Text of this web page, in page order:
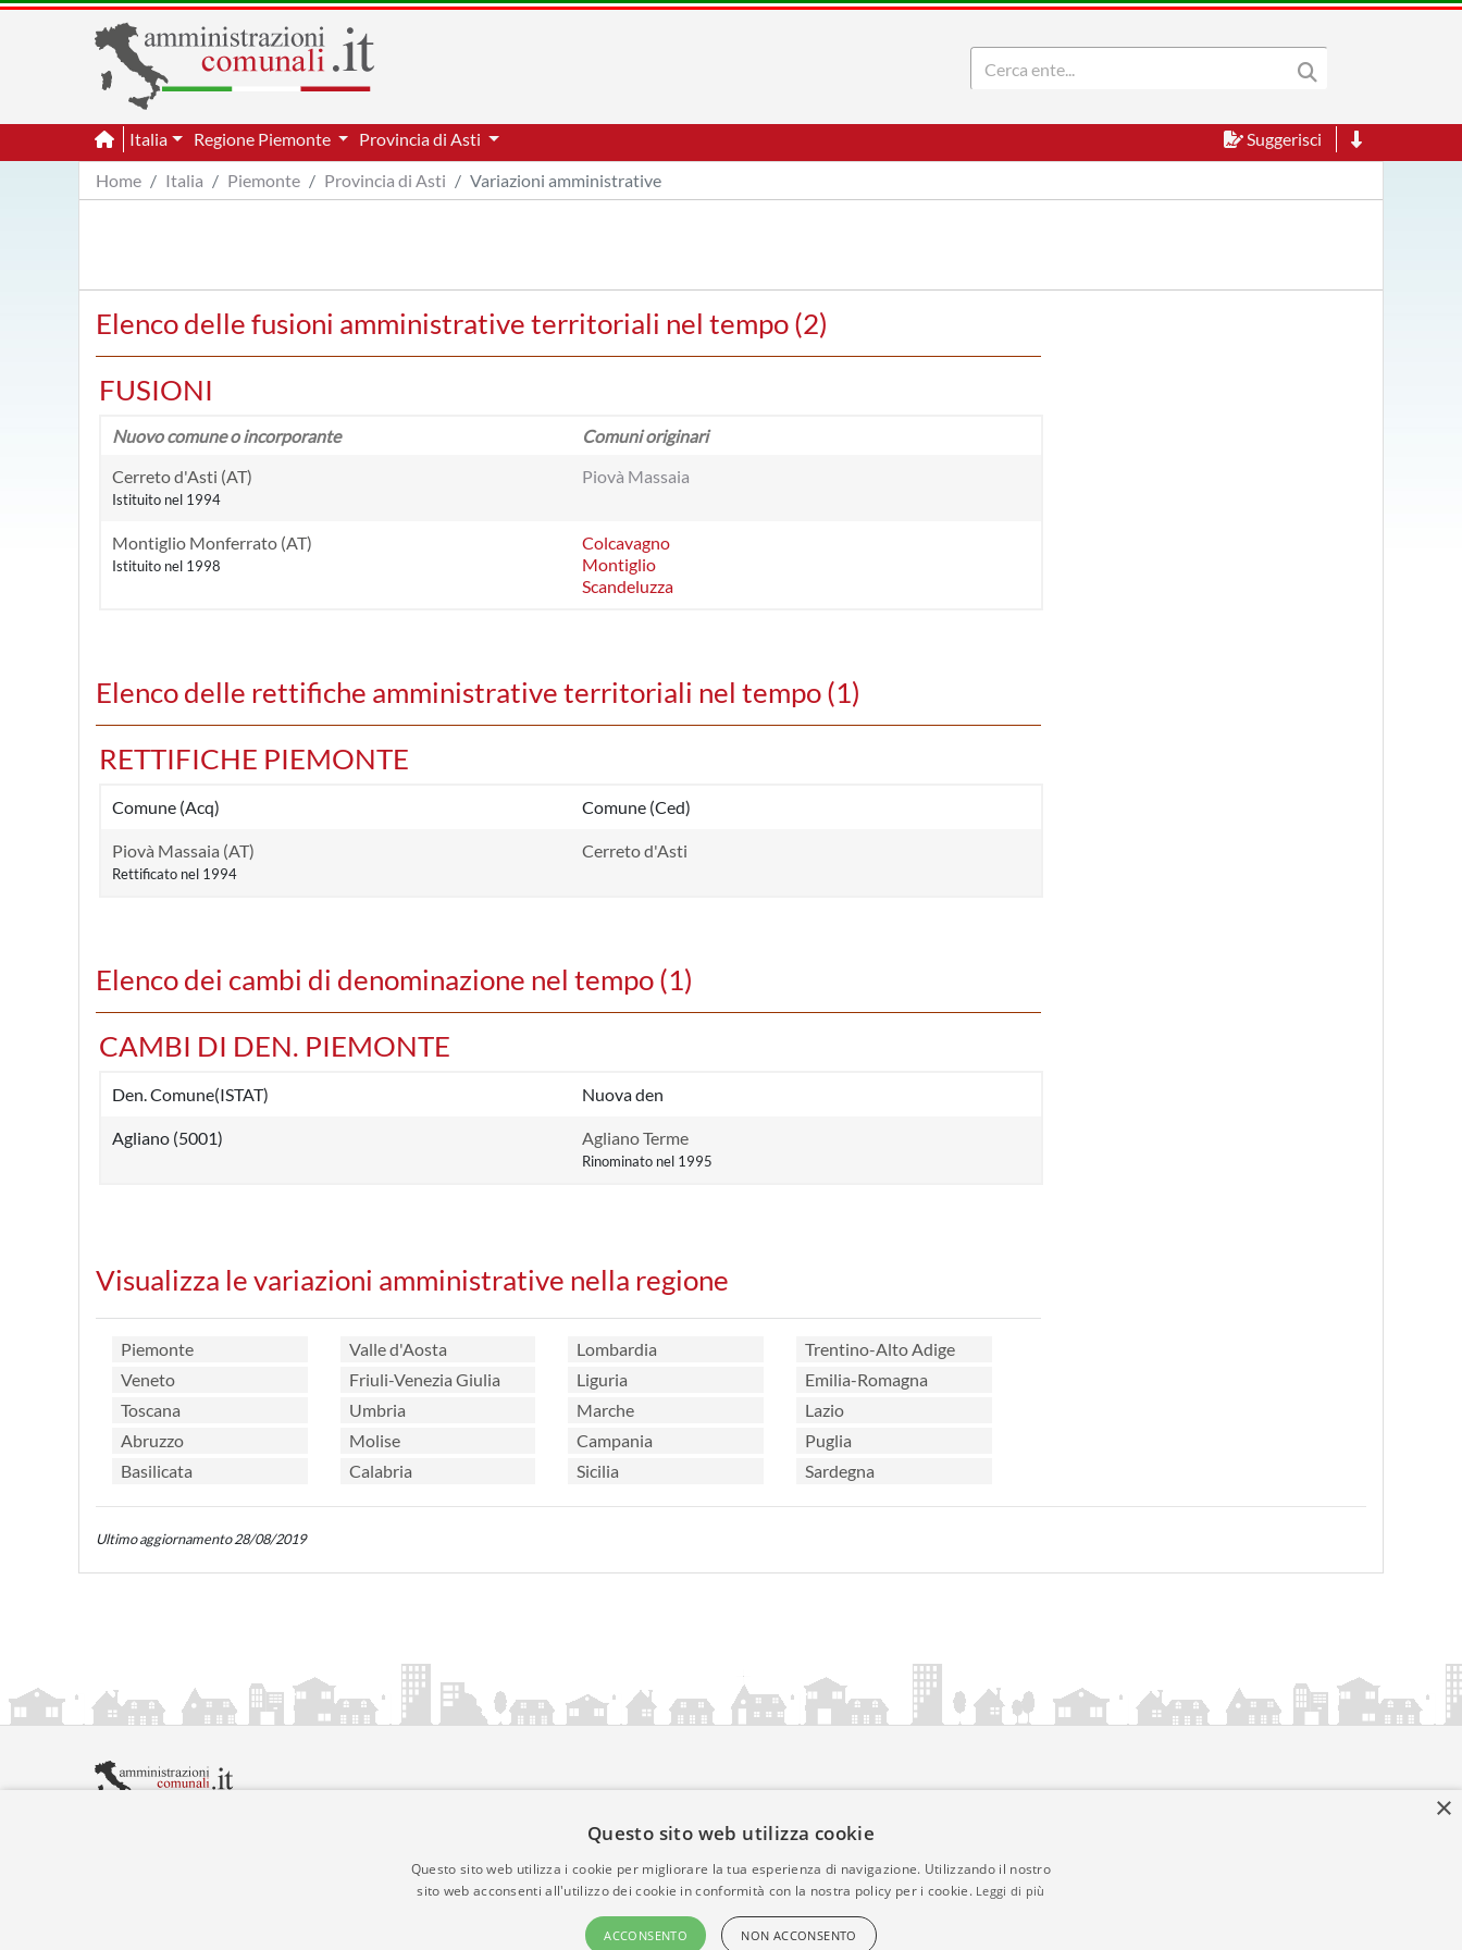
Italia Regione Piemonte Provincia di Asti
Suggerisci
Home
Italia Piemonte Provincia di Asti Variazioni amministrative
Elenco delle fusioni amministrative territoriali nel tempo (2)
FUSIONI
Nuovo comune o incorporante
Comuni originari
Cerreto d'Asti (AT)
Istituito nel 1994
Piovà Massaia
Montiglio Monferrato (AT)
Istituito nel 1998
Colcavagno
Montiglio
Scandeluzza
Elenco delle rettifiche amministrative territoriali nel tempo (1)
RETTIFICHE PIEMONTE
Comune (Acq) Comune (Ced)
Piovà Massaia (AT)
Rettificato nel 1994
Cerreto d'Asti
Elenco dei cambi di denominazione nel tempo (1)
CAMBI DI DEN. PIEMONTE
Den. Comune(ISTAT) Nuova den
Agliano (5001) Agliano Terme
Rinominato nel 1995
Visualizza le variazioni amministrative nella regione
Piemonte Valle d'Aosta Lombardia
Trentino-Alto Adige
Veneto
Friuli-Venezia Giulia Liguria
Emilia-Romagna
Toscana
Umbria Marche
Lazio
Abruzzo
Molise Campania
Puglia
Basilicata
Calabria Sicilia Sardegna
Ultimo aggiornamento 28/08/2019
Informativa Privacy|Informativa Cookies • Time 0.0198
×
Questo sito web utilizza cookie
Questo sito web utilizza i cookie per migliorare la tua esperienza di navigazione. Utilizzando il nostro
sito web acconsenti all'utilizzo dei cookie in conformità con la nostra policy per i cookie. Leggi di più
ACCONSENTO NON ACCONSENTO